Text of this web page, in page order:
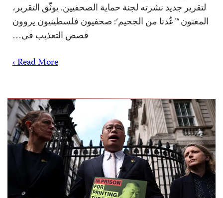
لتقرير جديد نشرته لجنة حماية الصحفيين. يوثّق التقرير،
المعنون “’عُدنا من الجحيم‘: صحفيون فلسطينيون يروون
قصص التعذيب في…
Read More ›